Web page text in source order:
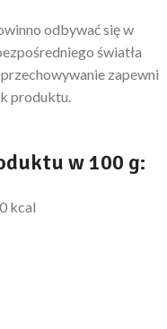
odbywać się w
światła
przechowywanie zapewni
produktu.
w 100 g:
kcal